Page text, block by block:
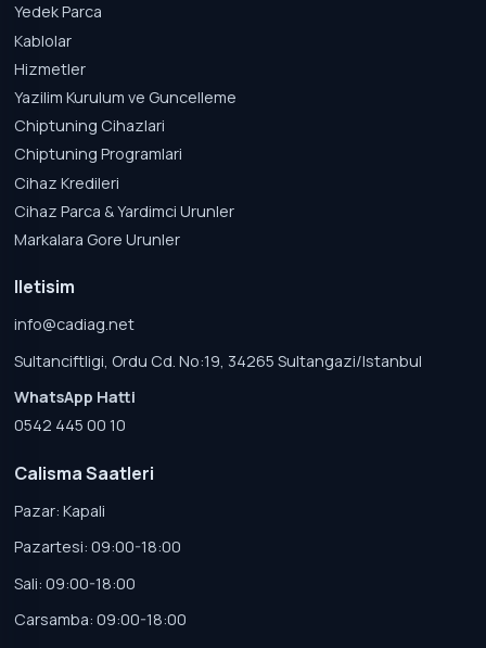
Yedek Parca
Kablolar
Hizmetler
Yazilim Kurulum ve Guncelleme
Chiptuning Cihazlari
Chiptuning Programlari
Cihaz Kredileri
Cihaz Parca & Yardimci Urunler
Markalara Gore Urunler
Iletisim
info@cadiag.net
Sultanciftligi, Ordu Cd. No:19, 34265 Sultangazi/Istanbul
WhatsApp Hatti
0542 445 00 10
Calisma Saatleri
Pazar: Kapali
Pazartesi: 09:00-18:00
Sali: 09:00-18:00
Carsamba: 09:00-18:00